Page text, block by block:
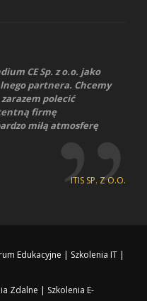
CE Sp. z o.o. jako
partnera. Chcemy
polecić
firmę
miłą atmosferę
ITIS SP. Z O.O.
Edukacyjne | Szkolenia IT |
Zdalne | Szkolenia E-